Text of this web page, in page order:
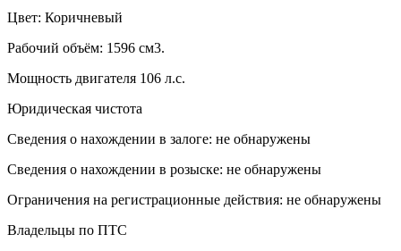
Цвет: Коричневый
Рабочий объём: 1596 см3.
Мощность двигателя 106 л.с.
Юридическая чистота
Сведения о нахождении в залоге: не обнаружены
Сведения о нахождении в розыске: не обнаружены
Ограничения на регистрационные действия: не обнаружены
Владельцы по ПТС